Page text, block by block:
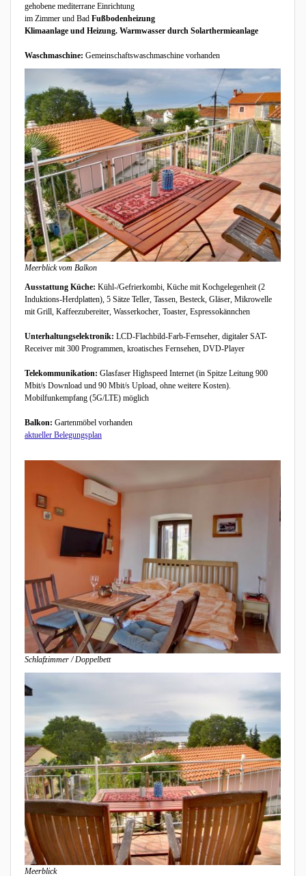
gehobene mediterrane Einrichtung
im Zimmer und Bad Fußbodenheizung
Klimaanlage und Heizung. Warmwasser durch Solarthermieanlage
Waschmaschine: Gemeinschaftswaschmaschine vorhanden
Meerblick vom Balkon
Ausstattung Küche: Kühl-/Gefrierkombi, Küche mit Kochgelegenheit (2
Induktions-Herdplatten), 5 Sätze Teller, Tassen, Besteck, Gläser, Mikrowelle
mit Grill, Kaffeezubereiter, Wasserkocher, Toaster, Espressokännchen
Unterhaltungselektronik: LCD-Flachbild-Farb-Fernseher, digitaler SAT-
Receiver mit 300 Programmen, kroatisches Fernsehen, DVD-Player
Telekommunikation: Glasfaser Highspeed Internet (in Spitze Leitung 900
Mbit/s Download und 90 Mbit/s Upload, ohne weitere Kosten).
Mobilfunkempfang (5G/LTE) möglich
Balkon: Gartenmöbel vorhanden
aktueller Belegungsplan
Schlafzimmer / Doppelbett
Meerblick